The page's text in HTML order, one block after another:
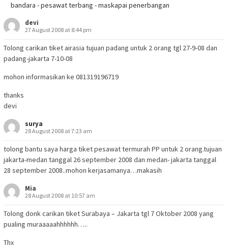
bandara - pesawat terbang - maskapai penerbangan
devi
27 August 2008 at 8:44 pm
Tolong carikan tiket airasia tujuan padang untuk 2 orang tgl 27-9-08 dan
padang-jakarta 7-10-08
mohon informasikan ke 081319196719
thanks
devi
surya
28 August 2008 at 7:23 am
tolong bantu saya harga tiket pesawat termurah PP untuk 2 orang.tujuan
jakarta-medan tanggal 26 september 2008 dan medan- jakarta tanggal
28 september 2008..mohon kerjasamanya…makasih
Mia
28 August 2008 at 10:57 am
Tolong donk carikan tiket Surabaya – Jakarta tgl 7 Oktober 2008 yang
pualing muraaaaahhhhhh…..
Thx